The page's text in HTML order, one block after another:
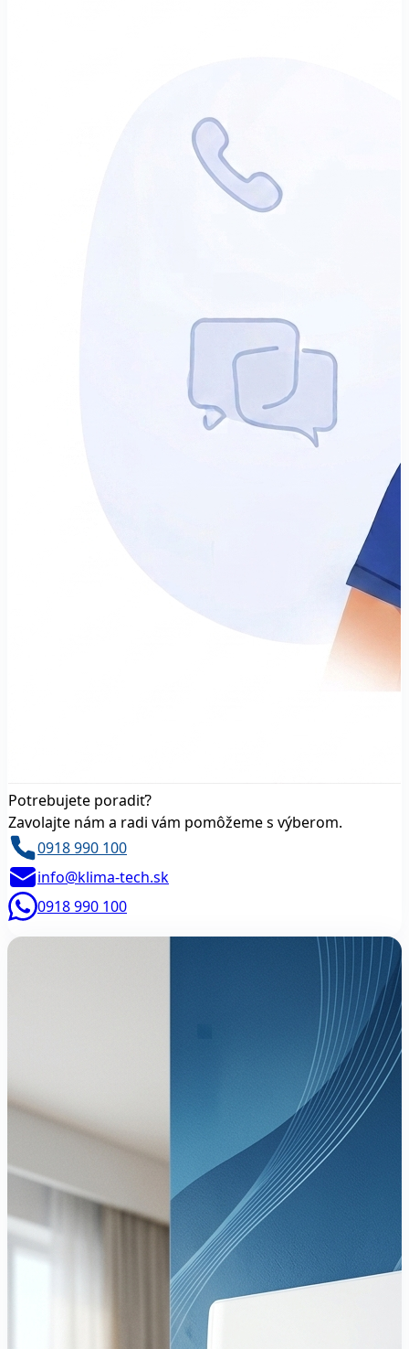
Potrebujete poradiť?
Zavolajte nám a radi vám pomôžeme s výberom.
0918 990 100
info@klima-tech.sk
0918 990 100